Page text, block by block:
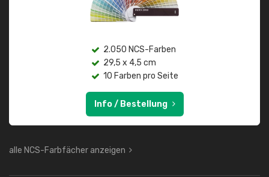
2.050 NCS-Farben
29,5 x 4,5 cm
10 Farben pro Seite
Info / Bestellung
alle NCS-Farbfächer anzeigen